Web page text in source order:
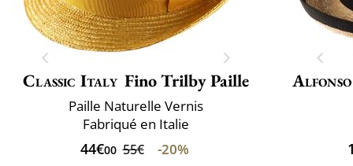
Classic Italy Fino Trilby Paille
Paille Naturelle Vernis
Fabriqué en Italie
44€00 55€ -20%